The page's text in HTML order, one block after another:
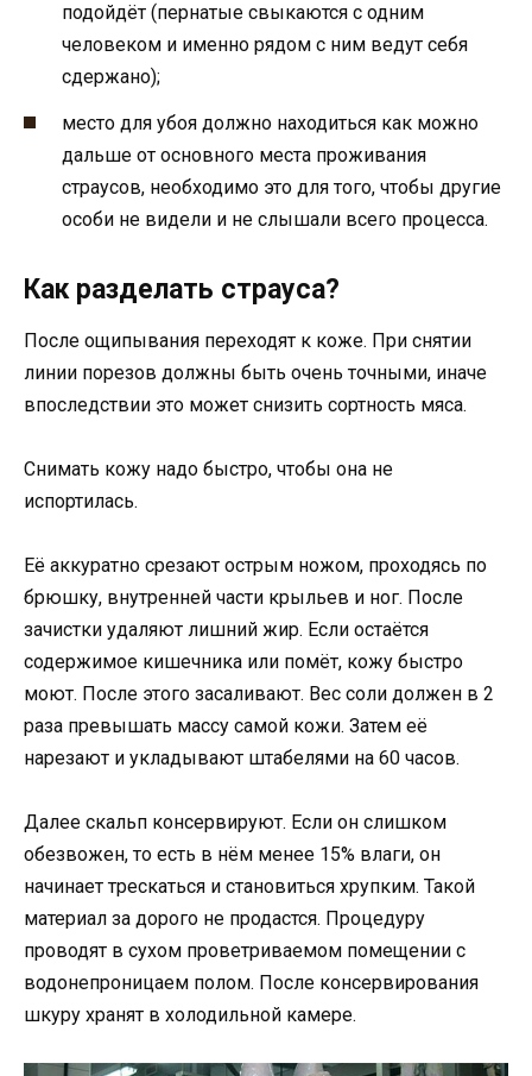
подойдёт (пернатые свыкаются с одним
человеком и именно рядом с ним ведут себя
сдержано);
место для убоя должно находиться как можно
дальше от основного места проживания
страусов, необходимо это для того, чтобы другие
особи не видели и не слышали всего процесса.
Как разделать страуса?
После ощипывания переходят к коже. При снятии
линии порезов должны быть очень точными, иначе
впоследствии это может снизить сортность мяса.
Снимать кожу надо быстро, чтобы она не
испортилась.
Её аккуратно срезают острым ножом, проходясь по
брюшку, внутренней части крыльев и ног. После
зачистки удаляют лишний жир. Если остаётся
содержимое кишечника или помёт, кожу быстро
моют. После этого засаливают. Вес соли должен в 2
раза превышать массу самой кожи. Затем её
нарезают и укладывают штабелями на 60 часов.
Далее скальп консервируют. Если он слишком
обезвожен, то есть в нём менее 15% влаги, он
начинает трескаться и становиться хрупким. Такой
материал за дорого не продастся. Процедуру
проводят в сухом проветриваемом помещении с
водонепроницаем полом. После консервирования
шкуру хранят в холодильной камере.